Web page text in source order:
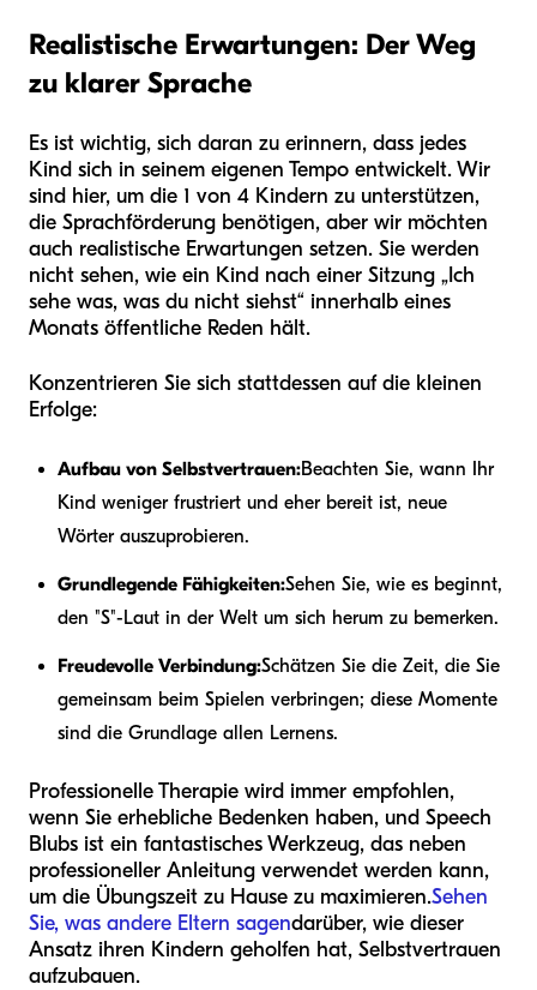
Realistische Erwartungen: Der Weg
zu klarer Sprache
Es ist wichtig, sich daran zu erinnern, dass jedes
Kind sich in seinem eigenen Tempo entwickelt. Wir
sind hier, um die 1 von 4 Kindern zu unterstützen,
die Sprachförderung benötigen, aber wir möchten
auch realistische Erwartungen setzen. Sie werden
nicht sehen, wie ein Kind nach einer Sitzung „Ich
sehe was, was du nicht siehst“ innerhalb eines
Monats öffentliche Reden hält.
Konzentrieren Sie sich stattdessen auf die kleinen
Erfolge:
Aufbau von Selbstvertrauen:Beachten Sie, wann Ihr
Kind weniger frustriert und eher bereit ist, neue
Wörter auszuprobieren.
Grundlegende Fähigkeiten:Sehen Sie, wie es beginnt,
den "S"-Laut in der Welt um sich herum zu bemerken.
Freudevolle Verbindung:Schätzen Sie die Zeit, die Sie
gemeinsam beim Spielen verbringen; diese Momente
sind die Grundlage allen Lernens.
Professionelle Therapie wird immer empfohlen,
wenn Sie erhebliche Bedenken haben, und Speech
Blubs ist ein fantastisches Werkzeug, das neben
professioneller Anleitung verwendet werden kann,
um die Übungszeit zu Hause zu maximieren.Sehen
Sie, was andere Eltern sagendarüber, wie dieser
Ansatz ihren Kindern geholfen hat, Selbstvertrauen
aufzubauen.